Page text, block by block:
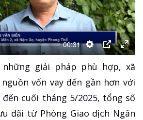
00:31
Thiết
lập
PIP
giải pháp phù hợp, xã
vốn vay đến gần hơn với
cuối tháng 5/2025, tổng số
đãi từ Phòng Giao dịch Ngân